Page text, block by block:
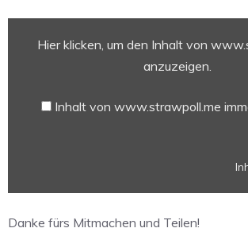
Hier klicken, um den Inhalt von
anzuzeigen.
Inhalt von www.strawpoll.me
Danke fürs Mitmachen und Teilen!